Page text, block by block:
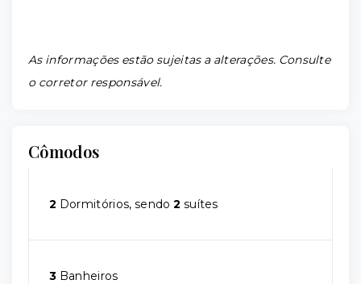
As informações estão sujeitas a alterações. Consulte
o corretor responsável.
Cômodos
2 Dormitórios, sendo2 suítes
3 Banheiros